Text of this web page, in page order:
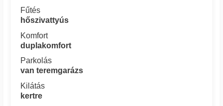
Fűtés
hőszivattyús
Komfort
duplakomfort
Parkolás
van teremgarázs
Kilátás
kertre